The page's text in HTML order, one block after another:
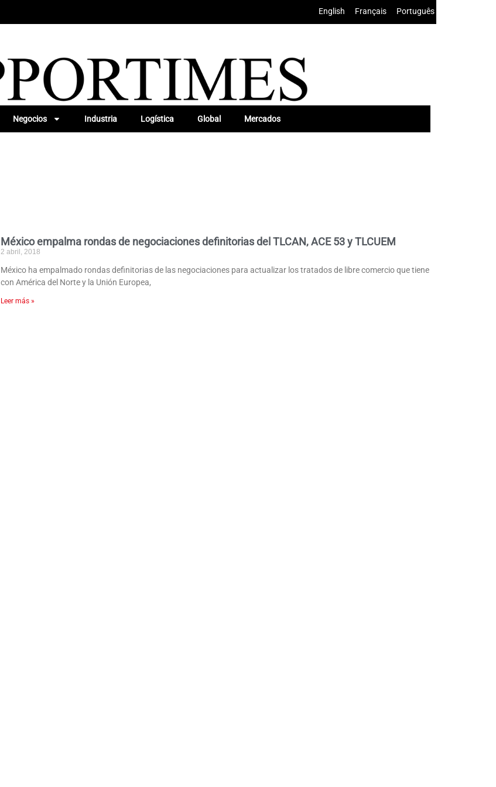
English Français Português
Negocios Industria Logística Global Mercados
México empalma rondas de negociaciones definitorias del TLCAN, ACE 53 y TLCUEM
2 abril, 2018
México ha empalmado rondas definitorias de las negociaciones para actualizar los tratados de libre comercio que tiene
con América del Norte y la Unión Europea,
Leer más »